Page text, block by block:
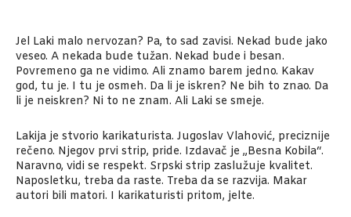
Jel Laki malo nervozan? Pa, to sad zavisi. Nekad bude jako
veseo. A nekada bude tužan. Nekad bude i besan.
Povremeno ga ne vidimo. Ali znamo barem jedno. Kakav
god, tu je. I tu je osmeh. Da li je iskren? Ne bih to znao. Da
li je neiskren? Ni to ne znam. Ali Laki se smeje.
Lakija je stvorio karikaturista. Jugoslav Vlahović, preciznije
rečeno. Njegov prvi strip, pride. Izdavač je „Besna Kobila“.
Naravno, vidi se respekt. Srpski strip zaslužuje kvalitet.
Naposletku, treba da raste. Treba da se razvija. Makar
autori bili matori. I karikaturisti pritom, jelte.